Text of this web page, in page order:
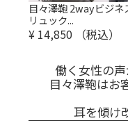
目々澤鞄 2wayビジネ
リュック...
¥ 14,850 （税込）
働く女性の
目々澤鞄はお
耳を傾け